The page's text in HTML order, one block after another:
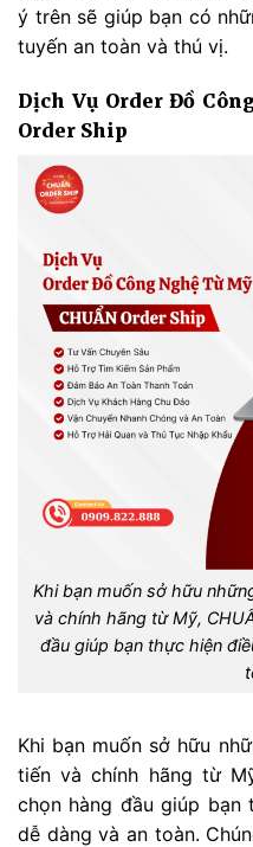
ý trên sẽ giúp bạn có
tuyến an toàn và thú vị.
Dịch Vụ Order Đồ
Order Ship
Khi bạn muốn sở hữu
và chính hãng từ Mỹ,
đầu giúp bạn thực hiện
Khi bạn muốn sở hữu
tiến và chính hãng từ
chọn hàng đầu giúp bạn
dễ dàng và an toàn.